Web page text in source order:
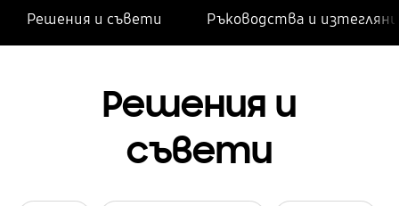
Решения и съвети Ръководства и
Решения и
съвети